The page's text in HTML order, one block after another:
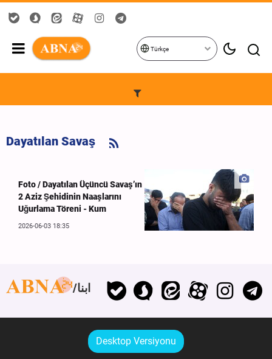
Türkçe
Dayatılan Savaş
Foto / Dayatılan Üçüncü Savaş’ın
2 Aziz Şehidinin Naaşlarını
Uğurlama Töreni - Kum
2026-06-03 18:35
ابنا
Desktop Versiyonu